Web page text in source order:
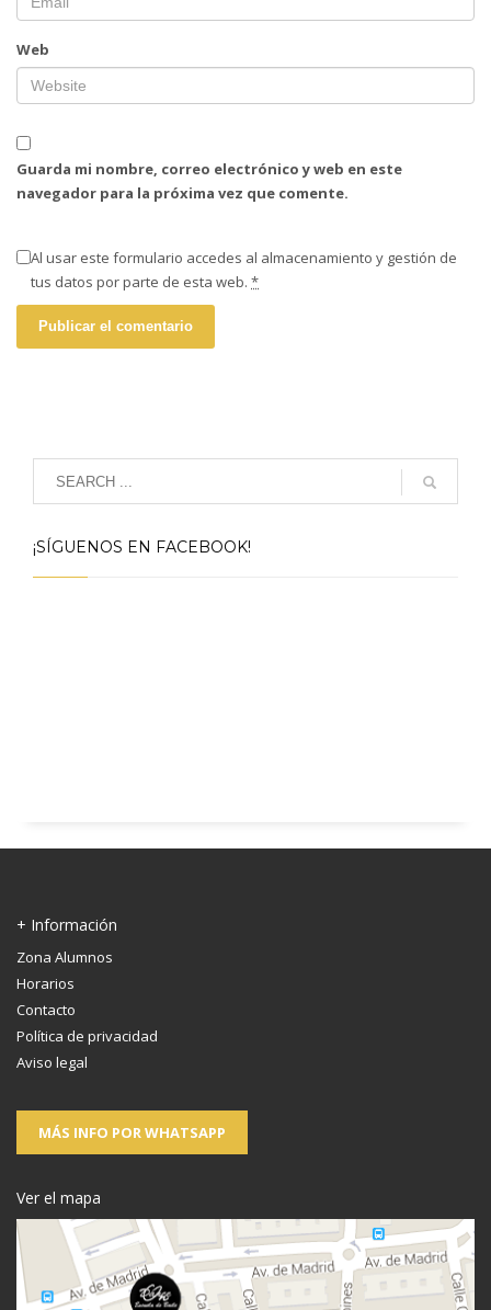
Web
Guarda mi nombre, correo electrónico y web en este
navegador para la próxima vez que comente.
Al usar este formulario accedes al almacenamiento y gestión de
tus datos por parte de esta web. *
¡SÍGUENOS EN FACEBOOK!
+ Información
Zona Alumnos
Horarios
Contacto
Política de privacidad
Aviso legal
MÁS INFO POR WHATSAPP
Ver el mapa